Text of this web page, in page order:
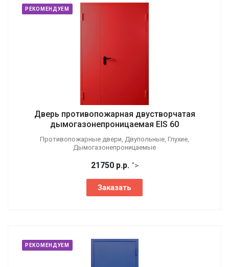
РЕКОМЕНДУЕМ
Дверь противопожарная двустворчатая
дымогазонепроницаемая EIS 60
Противопожарные двери, Двупольные, Глухие,
Дымогазонепроницаемые
21750 р.р. ">
Заказать
РЕКОМЕНДУЕМ